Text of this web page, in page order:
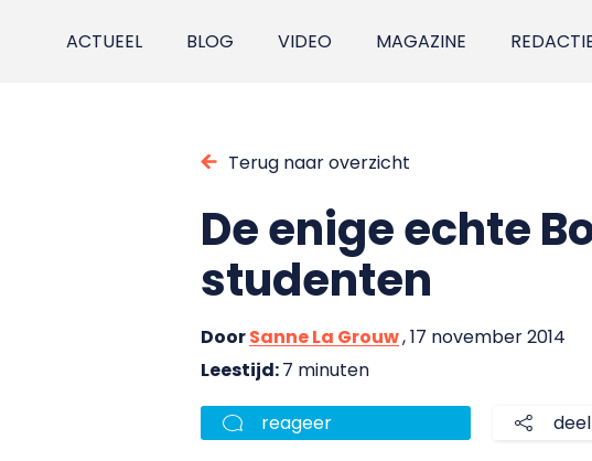
ACTUEEL BLOG VIDEO MAGAZINE
Terug naar overzicht
De enige echte
studenten
DoorSanne La Grouw, 17 november 2014
Leestijd:7 minuten
reageer deel